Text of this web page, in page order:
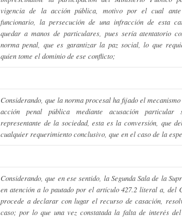
vigencia de la acción pública, motivo por el cual
funcionario, la persecución de una infracción de esta
quedar a manos de particulares, pues sería atentatorio
norma penal, que es garantizar la paz social, lo que
quien tome el dominio de ese conflicto;
Considerando, que la norma procesal ha fijado el
acción penal pública mediante acusación particular
representante de la sociedad, esta es la conversión, que
cualquier requerimiento conclusivo, que en el caso de la
Considerando, que en ese sentido, la Segunda Sala de la
en atención a lo pautado por el artículo 427.2 literal a, del
procede a declarar con lugar el recurso de casación,
caso; por lo que una vez constatada la falta de interés